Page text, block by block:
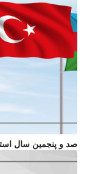
صد و پنجمین سال